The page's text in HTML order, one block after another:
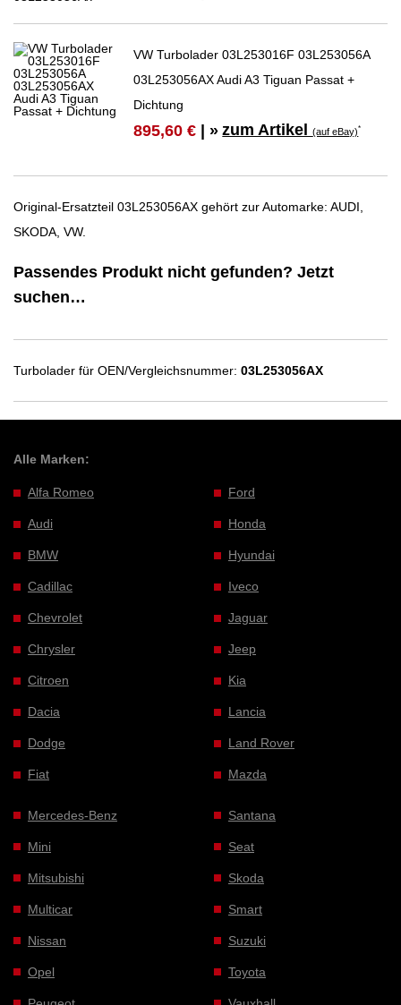
VW Turbolader 03L253016F 03L253056A
03L253056AX Audi A3 Tiguan Passat +
Dichtung
895,60 € | » zum Artikel(auf eBay)*
Original-Ersatzteil 03L253056AX gehört zur Automarke: AUDI,
SKODA, VW.
Passendes Produkt nicht gefunden? Jetzt
suchen…
Turbolader für OEN/Vergleichsnummer: 03L253056AX
Alle Marken:
Alfa Romeo
Audi
BMW
Cadillac
Chevrolet
Chrysler
Citroen
Dacia
Dodge
Fiat
Ford
Honda
Hyundai
Iveco
Jaguar
Jeep
Kia
Lancia
Land Rover
Mazda
Mercedes-Benz
Mini
Mitsubishi
Multicar
Nissan
Opel
Santana
Seat
Skoda
Smart
Suzuki
Toyota